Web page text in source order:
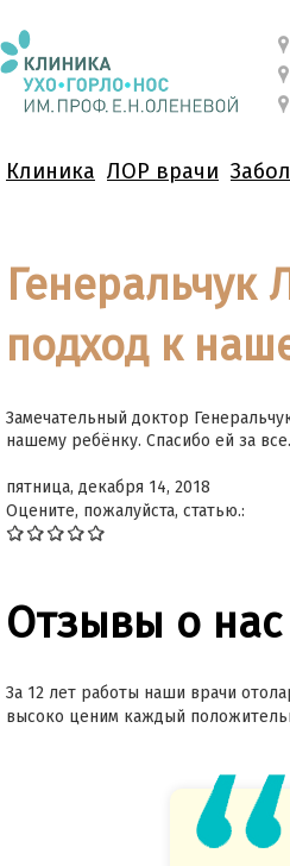
Клиника ЛОР врачи
подход к
Замечательный доктор
нашему ребёнку. Спасибо ей за все.
пятница, декабря 14, 2018
Оцените, пожалуйста, статью.:
Отзывы о нас
За 12 лет работы наши врачи
высоко ценим каждый